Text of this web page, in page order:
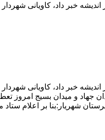
خبر داد، کاویانی
خبر داد، کاویانی
جهاد و میدان بسیج امروز
شهریار:بنا بر اعلام ستاد